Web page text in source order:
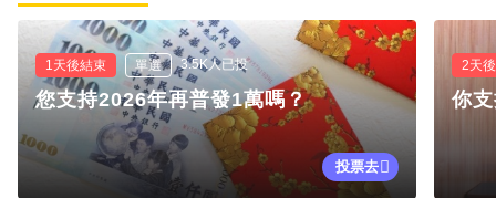
1天後結束 單選 3.5K人已投
您支持2026年再普發1萬嗎？
投票去
2天
你